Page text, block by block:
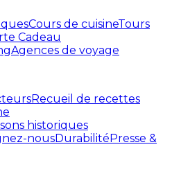
Cours de cuisineTours
Cadeau
Agences de voyage
Recueil de recettes
historiques
nousDurabilitéPresse &